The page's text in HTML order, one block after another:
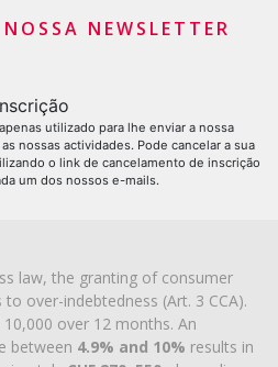
NEWSLETTER
utilizado para lhe enviar a nossa
nossas actividades. Pode cancelar a sua
o link de cancelamento de inscrição
um dos nossos e-mails.
law, the granting of consumer
over-indebtedness (Art. 3 CCA).
10,000 over 12 months. An
between 4.9% and 10% results in